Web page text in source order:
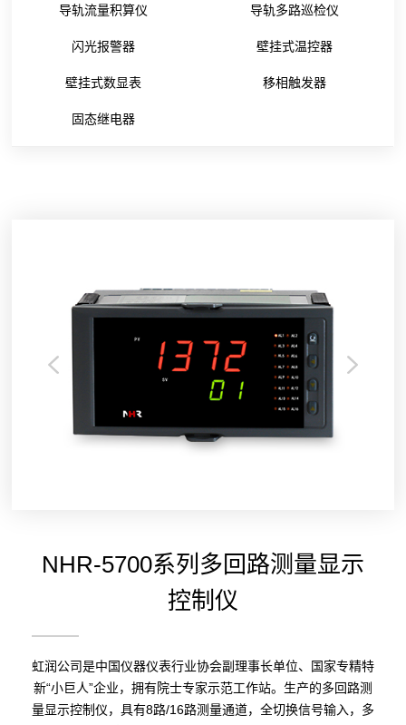
导轨流量积算仪 导轨多路巡检仪
闪光报警器 壁挂式温控器
壁挂式数显表 移相触发器
固态继电器
NHR-5700系列多回路测量显示
控制仪
虹润公司是中国仪器仪表行业协会副理事长单位、国家专精特
新“小巨人”企业，拥有院士专家示范工作站。生产的多回路测
量显示控制仪，具有8路/16路测量通道，全切换信号输入，多